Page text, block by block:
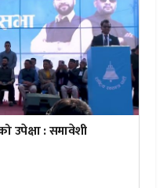
उपेक्षा : समावेशी